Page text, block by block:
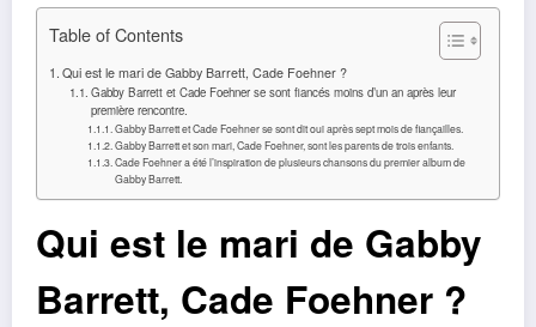
Table of Contents
Qui est le mari de Gabby Barrett, Cade Foehner ?
Gabby Barrett et Cade Foehner se sont fiancés moins d’un an après leur
première rencontre.
Gabby Barrett et Cade Foehner se sont dit oui après sept mois de fiançailles.
Gabby Barrett et son mari, Cade Foehner, sont les parents de trois enfants.
Cade Foehner a été l’inspiration de plusieurs chansons du premier album de
Gabby Barrett.
Qui est le mari de Gabby
Barrett, Cade Foehner ?